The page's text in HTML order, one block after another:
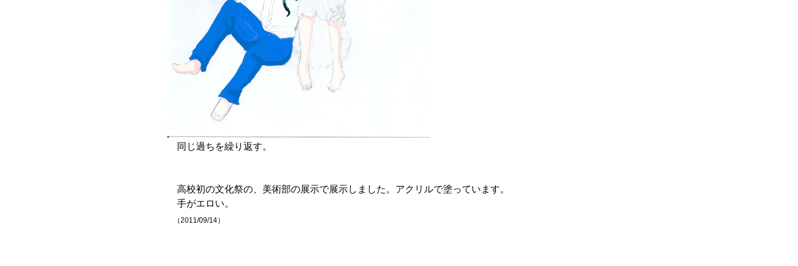
同じ過ちを繰り返す。
高校初の文化祭の、美術部の展示で展示しました。アクリルで塗っています。
手がエロい。
（2011/09/14）